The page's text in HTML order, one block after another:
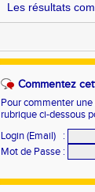
Les résultats
Commentez
Pour commenter
rubrique ci-dessous
Login (Email)
:
Mot de Passe :